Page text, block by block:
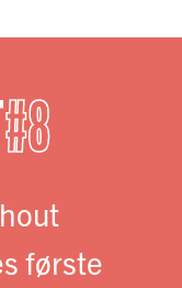
8
første